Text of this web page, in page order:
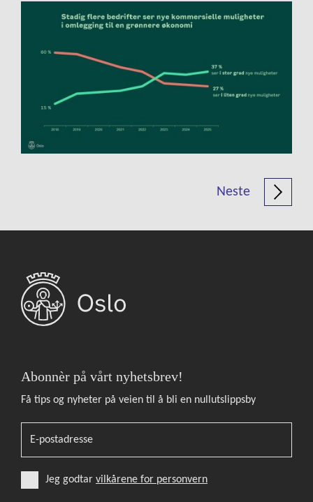
Neste
Abonnèr på vårt nyhetsbrev!
Få tips og nyheter på veien til å bli en nullutslippsby
Jeg godtar vilkårene for personvern